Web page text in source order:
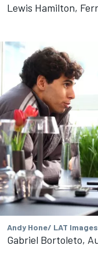
Lewis Hamilton,
Andy Hone/ LAT
Gabriel Bortoleto,